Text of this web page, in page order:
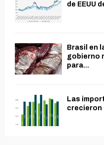
de EEUU
Brasil en
gobierno
para...
Las
crecieron